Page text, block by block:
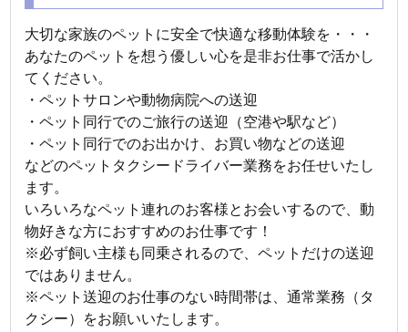
大切な家族のペットに安全で快適な移動体験を・・・
あなたのペットを想う優しい心を是非お仕事で活かし
てください。
・ペットサロンや動物病院への送迎
・ペット同行でのご旅行の送迎（空港や駅など）
・ペット同行でのお出かけ、お買い物などの送迎
などのペットタクシードライバー業務をお任せいたし
ます。
いろいろなペット連れのお客様とお会いするので、動
物好きな方におすすめのお仕事です！
※必ず飼い主様も同乗されるので、ペットだけの送迎
ではありません。
※ペット送迎のお仕事のない時間帯は、通常業務（タ
クシー）をお願いいたします。